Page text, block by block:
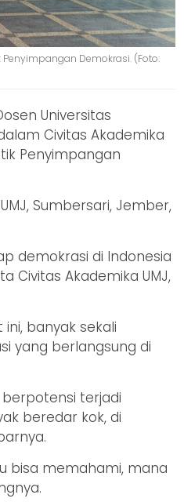
Demokrasi. (Foto:
Universitas
Civitas Akademika
Penyimpangan
Sumbersari, Jember,
demokrasi di Indonesia
Civitas Akademika UMJ,
banyak sekali
yang berlangsung di
terjadi
beredar kok, di
bisa memahami, mana